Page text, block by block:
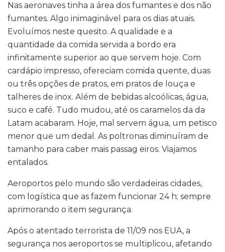
Nas aeronaves tinha a área dos fumantes e dos não
fumantes. Algo inimaginável para os dias atuais.
Evoluímos neste quesito. A qualidade e a
quantidade da comida servida a bordo era
infinitamente superior ao que servem hoje. Com
cardápio impresso, ofereciam comida quente, duas
ou três opções de pratos, em pratos de louça e
talheres de inox. Além de bebidas alcoólicas, água,
suco e café. Tudo mudou, até os caramelos da da
Latam acabaram. Hoje, mal servem água, um petisco
menor que um dedal. As poltronas diminuíram de
tamanho para caber mais passag eiros. Viajamos
entalados.
Aeroportos pelo mundo são verdadeiras cidades,
com logística que as fazem funcionar 24 h; sempre
aprimorando o item segurança.
Após o atentado terrorista de 11/09 nos EUA, a
segurança nos aeroportos se multiplicou, afetando